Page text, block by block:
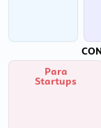
Para
Startups